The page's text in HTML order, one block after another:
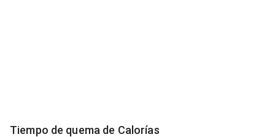
Tiempo de quema de Calorías